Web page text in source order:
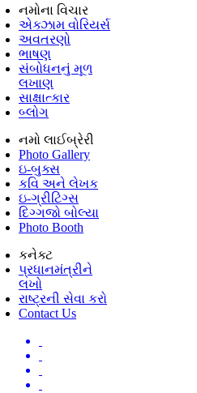
નમોના વિચાર
એક્ઝામ વોરિયર્સ
અવતરણો
ભાષણ
સંબોધનનું મૂળ
લખાણ
સાક્ષાત્કાર
બ્લોગ
નમો લાઈબ્રેરી
Photo Gallery
ઇ-બુક્સ
કવિ અને લેખક
ઇ-ગ્રીટિંગ્સ
દિગ્ગજો બોલ્યા
Photo Booth
કનેક્ટ
પ્રધાનમંત્રીને
લખો
રાષ્ટ્રની સેવા કરો
Contact Us